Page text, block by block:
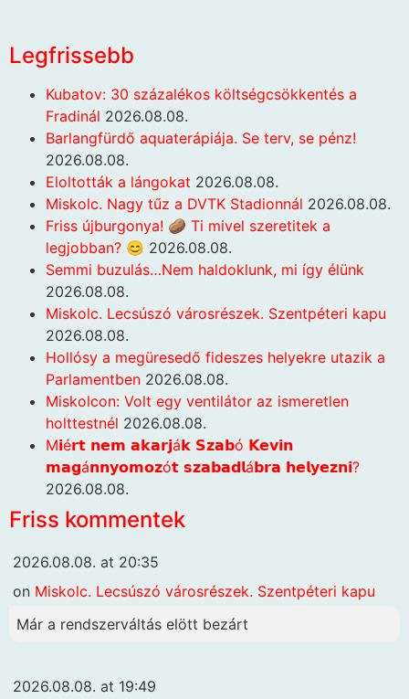
Legfrissebb
Kubatov: 30 százalékos költségcsökkentés a
Fradinál 2026.08.08.
Barlangfürdő aquaterápiája. Se terv, se pénz!
2026.08.08.
Eloltották a lángokat 2026.08.08.
Miskolc. Nagy tűz a DVTK Stadionnál 2026.08.08.
Friss újburgonya! 🥔 Ti mivel szeretitek a
legjobban? 😊 2026.08.08.
Semmi buzulás…Nem haldoklunk, mi így élünk
2026.08.08.
Miskolc. Lecsúszó városrészek. Szentpéteri kapu
2026.08.08.
Hollósy a megüresedő fideszes helyekre utazik a
Parlamentben 2026.08.08.
Miskolcon: Volt egy ventilátor az ismeretlen
holttestnél 2026.08.08.
M𝗶é𝗿𝘁 𝗻𝗲𝗺 𝗮𝗸𝗮𝗿𝗷á𝗸 𝗦𝘇𝗮𝗯ó 𝗞𝗲𝘃𝗶𝗻
𝗺𝗮𝗴á𝗻𝗻𝘆𝗼𝗺𝗼𝘇ó𝘁 𝘀𝘇𝗮𝗯𝗮𝗱𝗹á𝗯𝗿𝗮 𝗵𝗲𝗹𝘆𝗲𝘇𝗻𝗶?
2026.08.08.
Friss kommentek
2026.08.08. at 20:35
on Miskolc. Lecsúszó városrészek. Szentpéteri kapu
Már a rendszerváltás elött bezárt
2026.08.08. at 19:49